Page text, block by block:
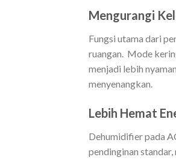
Mengurangi
Fungsi utama dari
ruangan. Mode
menjadi lebih
menyenangkan.
Lebih Hemat
Dehumidifier pada
pendinginan